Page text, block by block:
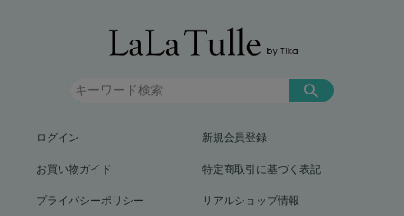
ログイン 新規会員登録
お買い物ガイド 特定商取引に基づく表記
プライバシーポリシー リアルショップ情報